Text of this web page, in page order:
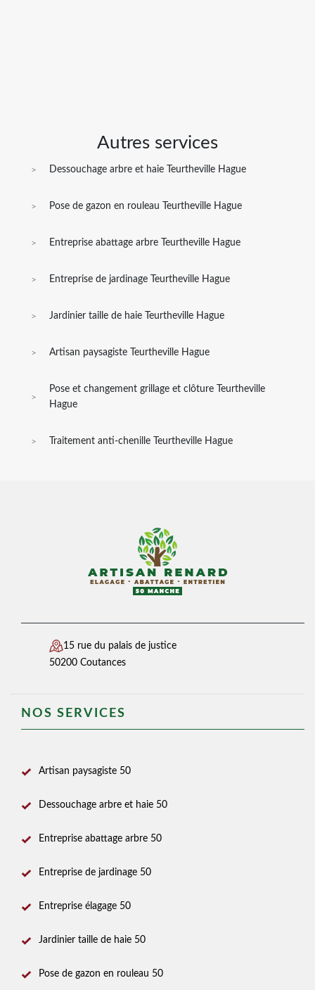
Autres services
Dessouchage arbre et haie Teurtheville Hague
Pose de gazon en rouleau Teurtheville Hague
Entreprise abattage arbre Teurtheville Hague
Entreprise de jardinage Teurtheville Hague
Jardinier taille de haie Teurtheville Hague
Artisan paysagiste Teurtheville Hague
Pose et changement grillage et clôture Teurtheville
Hague
Traitement anti-chenille Teurtheville Hague
15 rue du palais de justice
50200 Coutances
NOS SERVICES
Artisan paysagiste 50
Dessouchage arbre et haie 50
Entreprise abattage arbre 50
Entreprise de jardinage 50
Entreprise élagage 50
Jardinier taille de haie 50
Pose de gazon en rouleau 50